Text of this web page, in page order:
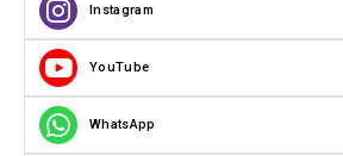
Instagram
YouTube
WhatsApp